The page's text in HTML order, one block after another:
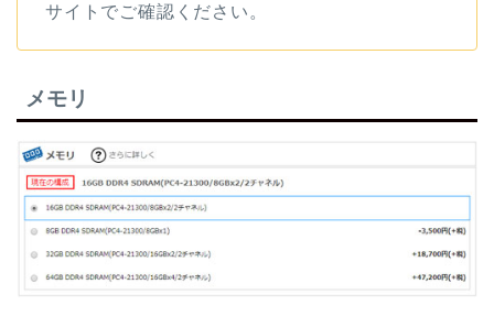
サイトでご確認ください。
メモリ